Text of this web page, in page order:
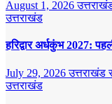
August 1, 2026
उत्तराखंड
हरिद्वार अर्धकुंभ 2027:
July 29, 2026उत्तराखंड
उत्तराखंड